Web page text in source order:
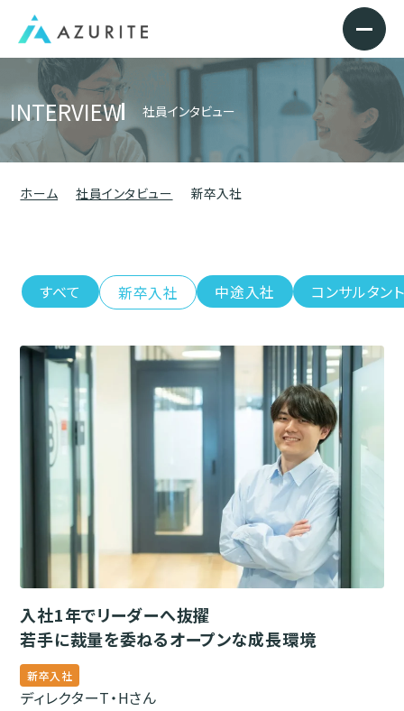
INTERVIEW 社員インタビュー
ホーム 社員インタビュー 新卒入社
すべて 新卒入社 中途入社 コンサルタント
入社1年でリーダーへ抜擢
若手に裁量を委ねるオープンな成長環境
新卒入社
ディレクターT・Hさん